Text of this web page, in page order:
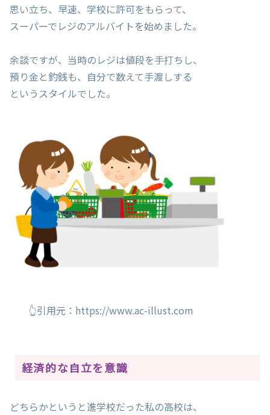
思い立ち、早速、学校に許可をもらって、
スーパーでレジのアルバイトを始めました。
余談ですが、当時のレジは値段を手打ちし、
預り金と釣銭も、自分で数えて手渡しする
というスタイルでした。
👆引用元：https://www.ac-illust.com
経済的な自立を意識
どちらかというと進学校だった私の高校は、